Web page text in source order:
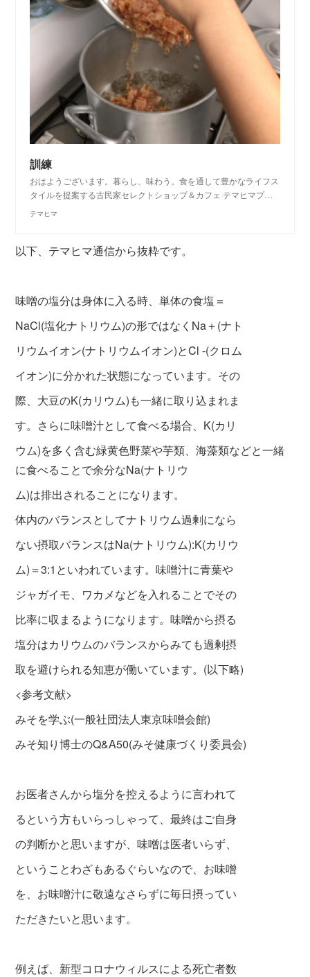
訓練
おはようございます。暮らし、味わう。食を通して豊かなライフス
タイルを提案する古民家セレクトショップ＆カフェ テマヒマプ…
テマヒマ
以下、テマヒマ通信から抜粋です。
味噌の塩分は身体に入る時、単体の食塩＝
NaCl(塩化ナトリウム)の形ではなくNa＋(ナト
リウムイオン(ナトリウムイオン)とCl -(クロム
イオン)に分かれた状態になっています。その
際、大豆のK(カリウム)も一緒に取り込まれま
す。さらに味噌汁として食べる場合、K(カリ
ウム)を多く含む緑黄色野菜や芋類、海藻類などと一緒
に食べることで余分なNa(ナトリウ
ム)は排出されることになります。
体内のバランスとしてナトリウム過剰になら
ない摂取バランスはNa(ナトリウム):K(カリウ
ム)＝3:1といわれています。味噌汁に青葉や
ジャガイモ、ワカメなどを入れることでその
比率に収まるようになります。味噌から摂る
塩分はカリウムのバランスからみても過剰摂
取を避けられる知恵が働いています。 (以下略)
<参考文献>
みそを学ぶ(一般社団法人東京味噌会館)
みそ知り博士のQ&A50(みそ健康づくり委員会)
お医者さんから塩分を控えるように言われて
るという方もいらっしゃって、最終はご自身
の判断かと思いますが、味噌は医者いらず、
ということわざもあるぐらいなので、お味噌
を、お味噌汁に敬遠なさらずに毎日摂ってい
ただきたいと思います。
例えば、新型コロナウィルスによる死亡者数